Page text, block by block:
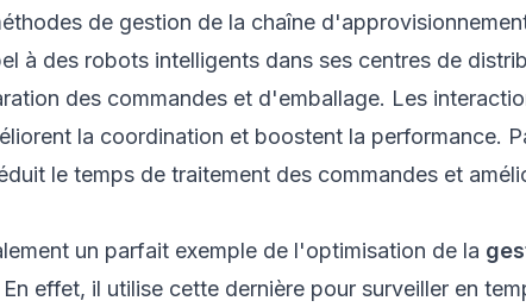
de gestion de la chaîne
à des robots intelligents dans ses centres de
des commandes et d'emballage. Les
la coordination et boostent la performance.
le temps de traitement des commandes et
un parfait exemple de l'optimisation de la
En effet, il utilise cette dernière pour surveiller en